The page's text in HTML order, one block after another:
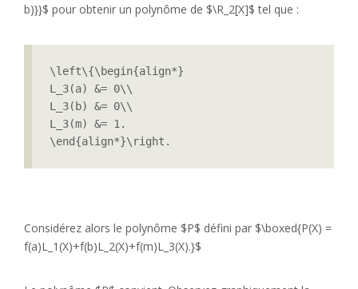
b)}}$ pour obtenir un polynôme de $\R_2[X]$ tel que :
\left\{\begin{align*}
L_3(a) &= 0\\
L_3(b) &= 0\\
L_3(m) &= 1.
\end{align*}\right.
Considérez alors le polynôme $P$ défini par $\boxed{P(X) =
f(a)L_1(X)+f(b)L_2(X)+f(m)L_3(X).}$